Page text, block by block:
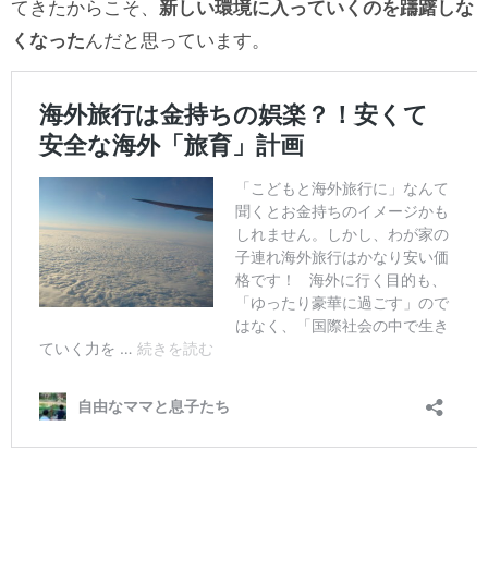
てきたからこそ、 新しい環境に入っていくのを躊躇しな
くなったんだと思っています。